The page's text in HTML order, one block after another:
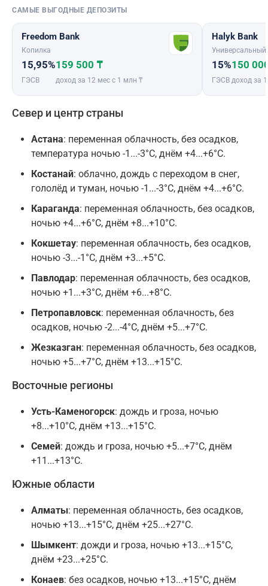
САМЫЕ ВЫГОДНЫЕ ДЕПОЗИТЫ
Freedom Bank
Копилка
15,95%
ГЭСВ
159 500 ₸
доход за 12 мес с 1 млн ₸
Halyk Bank
Универсальный
15%
ГЭСВ
150
доход за
Север и центр страны
Астана: переменная облачность, без осадков,
температура ночью -1...-3°C, днём +4...+6°C.
Костанай: облачно, дождь с переходом в снег,
гололёд и туман, ночью -1...-3°C, днём +4...+6°C.
Караганда: переменная облачность, без осадков,
ночью +4...+6°C, днём +8...+10°C.
Кокшетау: переменная облачность, без осадков,
ночью -3...-1°C, днём +3...+5°C.
Павлодар: переменная облачность, без осадков,
ночью +1...+3°C, днём +6...+8°C.
Петропавловск: переменная облачность, без
осадков, ночью -2...-4°C, днём +5...+7°C.
Жезказган: переменная облачность, без осадков,
ночью +5...+7°C, днём +13...+15°C.
Восточные регионы
Усть-Каменогорск: дождь и гроза, ночью
+8...+10°C, днём +13...+15°C.
Семей: дождь и гроза, ночью +5...+7°C, днём
+11...+13°C.
Южные области
Алматы: переменная облачность, без осадков,
ночью +13...+15°C, днём +25...+27°C.
Шымкент: дожди и гроза, ночью +13...+15°C,
днём +23...+25°C.
Конаев: без осадков, ночью +13...+15°C, днём